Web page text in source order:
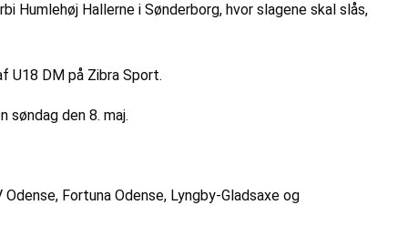
Humlehøj Hallerne i Sønderborg, hvor slagene skal slås,
U18 DM på Zibra Sport.
søndag den 8. maj.
Fortuna Odense, Lyngby-Gladsaxe og